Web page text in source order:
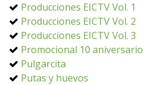
Producciones EICTV Vol. 1
Producciones EICTV Vol. 2
Producciones EICTV Vol. 3
Promocional 10 aniversario
Pulgarcita
Putas y huevos